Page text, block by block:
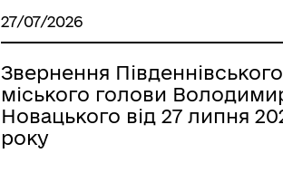
27/07/2026
Звернення Південнівського
міського голови
Новацького від 27 липня
року